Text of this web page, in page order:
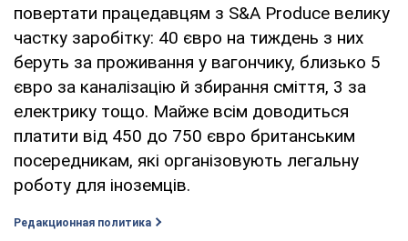
повертати працедавцям з S&A Produce велику
частку заробітку: 40 євро на тиждень з них
беруть за проживання у вагончику, близько 5
євро за каналізацію й збирання сміття, 3 за
електрику тощо. Майже всім доводиться
платити від 450 до 750 євро британським
посередникам, які організовують легальну
роботу для іноземців.
Редакционная политика